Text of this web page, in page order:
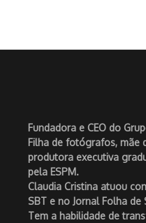
Fundadora e CEO do
Filha de fotógrafos, mãe
produtora executiva
pela ESPM.
Claudia Cristina atuou
SBT e no Jornal Folha de
Tem a habilidade de